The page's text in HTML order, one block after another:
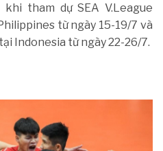
tham dự SEA V.League
từ ngày 15-19/7 và
Indonesia từ ngày 22-26/7.